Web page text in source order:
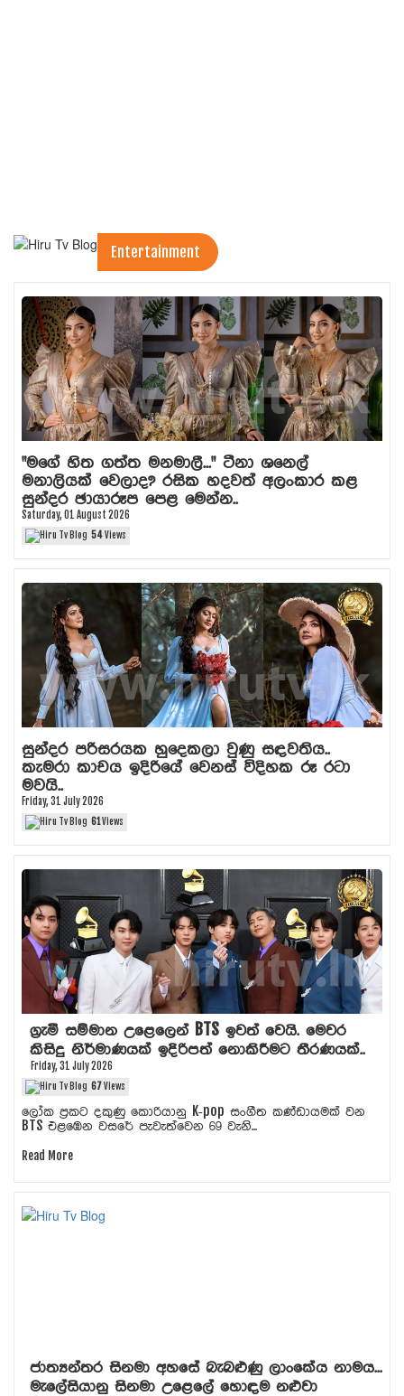
Entertainment
"මගේ හිත ගත්ත මනමාලී..." ටීනා ශනෙල්
මනාලියක් වෙලාද? රසික හදවත් අලංකාර කළ
සුන්දර ඡායාරූප පෙළ මෙන්න..
Saturday, 01 August 2026
54Views
සුන්දර පරිසරයක හුදෙකලා වුණු සඳවතිය..
කැමරා කාචය ඉදිරියේ වෙනස් විදිහක රූ රටා
මවයි..
Friday, 31 July 2026
61Views
ග්‍රැමී සම්මාන උළෙලෙන් BTS ඉවත් වෙයි. මෙවර
කිසිදු නිර්මාණයක් ඉදිරිපත් නොකිරීමට තීරණයක්..
Friday, 31 July 2026
67Views
ලෝක ප්‍රකට දකුණු කොරියානු K-pop සංගීත කණ්ඩායමක් වන
BTS එළඹෙන වසරේ පැවැත්වෙන 69 වැනි...
Read More
ජාත්‍යන්තර සිනමා අහසේ බැබළුණු ලාංකේය නාමය...
මැලේසියානු සිනමා උළෙලේ හොඳම නළුවා